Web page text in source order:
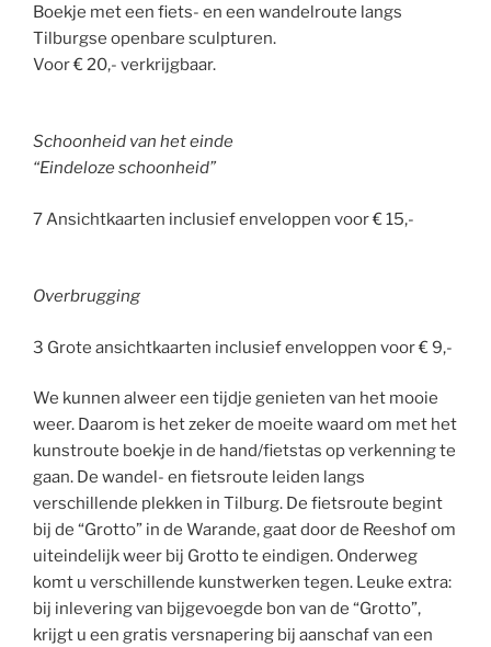
Boekje met een fiets- en een wandelroute langs
Tilburgse openbare sculpturen.
Voor € 20,- verkrijgbaar.
Schoonheid van het einde
“Eindeloze schoonheid”
7 Ansichtkaarten inclusief enveloppen voor € 15,-
Overbrugging
3 Grote ansichtkaarten inclusief enveloppen voor € 9,-
We kunnen alweer een tijdje genieten van het mooie
weer. Daarom is het zeker de moeite waard om met het
kunstroute boekje in de hand/fietstas op verkenning te
gaan. De wandel- en fietsroute leiden langs
verschillende plekken in Tilburg. De fietsroute begint
bij de “Grotto” in de Warande, gaat door de Reeshof om
uiteindelijk weer bij Grotto te eindigen. Onderweg
komt u verschillende kunstwerken tegen. Leuke extra:
bij inlevering van bijgevoegde bon van de “Grotto”,
krijgt u een gratis versnapering bij aanschaf van een